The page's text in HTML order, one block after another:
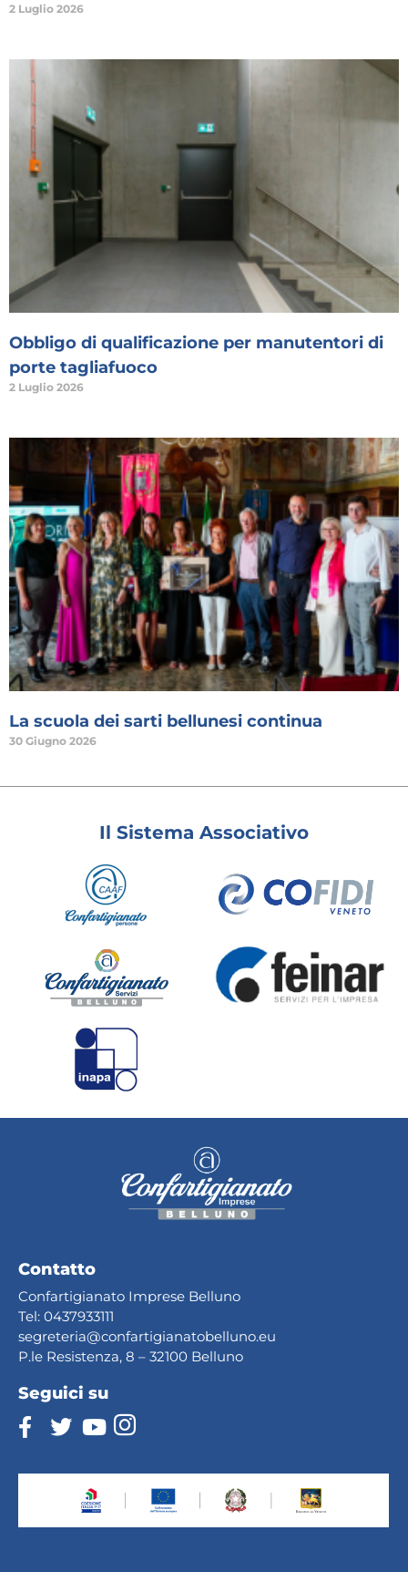
2 Luglio 2026
Obbligo di qualificazione per manutentori di
porte tagliafuoco
2 Luglio 2026
La scuola dei sarti bellunesi continua
30 Giugno 2026
Il Sistema Associativo
Contatto
Confartigianato Imprese Belluno
Tel: 0437933111
segreteria@confartigianatobelluno.eu
P.le Resistenza, 8 – 32100 Belluno
Seguici su